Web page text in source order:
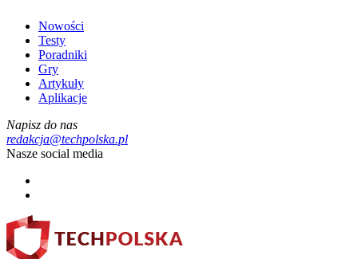
Nowości
Testy
Poradniki
Gry
Artykuły
Aplikacje
Napisz do nas
redakcja@techpolska.pl
Nasze social media